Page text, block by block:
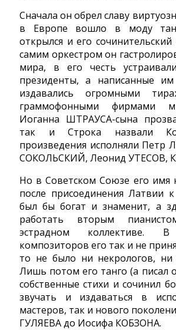
Сначала он обрел славу
в Европе вошло в моду
открылся и его
самим оркестром он
мира, в его честь
президенты, а написанные
издавались огромными
граммофонными фирмами
Иоганна ШТРАУСА-сына
так и Строка назвали
произведения исполняли Петр
СОКОЛЬСКИЙ, Леонид УТЕСОВ,
Но в Советском Союзе его имя
после присоединения Латвии
был бы богат и знаменит, а
работать вторым
эстрадном коллективе.
композиторов его так и не
то не было ни некрологов, ни
Лишь потом его танго (а писал
собственные стихи и сочинил
звучать и издаваться в
мастеров, так и нового
ГУЛЯЕВА до Иосифа КОБЗОНА.